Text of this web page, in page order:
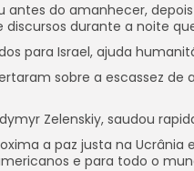
antes do amanhecer,
durante a noite
para Israel, ajuda
sobre a escassez
Zelenskiy, saudou
a paz justa na
e para todo o